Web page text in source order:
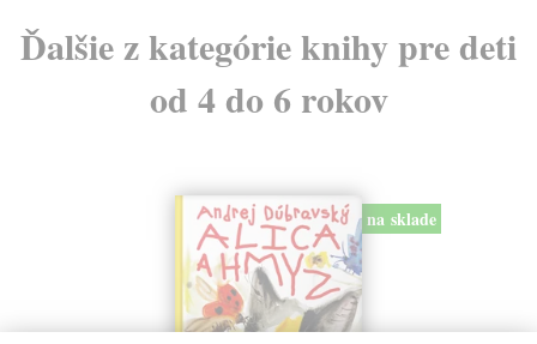
Ďalšie z kategórie knihy pre deti
od 4 do 6 rokov
na sklade